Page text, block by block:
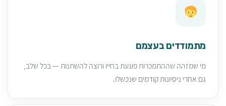
מתמודדים בעצמם
מי שמזהה שההתמכרות פוגעת בחייו ורוצה להשתנות — בכל שלב,
גם אחרי ניסיונות קודמים שנכשלו.